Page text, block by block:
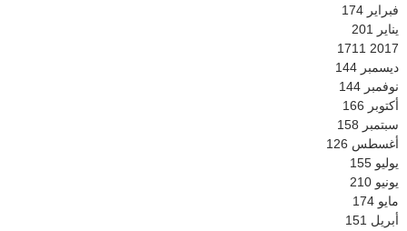
فبراير 174
يناير 201
2017
1711
ديسمبر 144
نوفمبر 144
أكتوبر 166
سبتمبر 158
أغسطس 126
يوليو 155
يونيو 210
مايو 174
أبريل 151